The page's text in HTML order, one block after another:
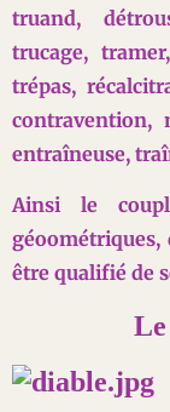
truand,
trucage,
trépas,
contravention,
entraîneuse,
Ainsi le
géoométriques,
être qualifié de